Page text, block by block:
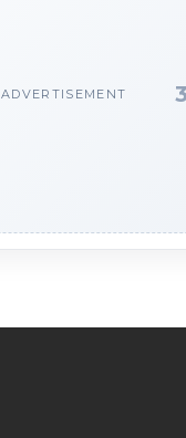
ADVERTISEMENT